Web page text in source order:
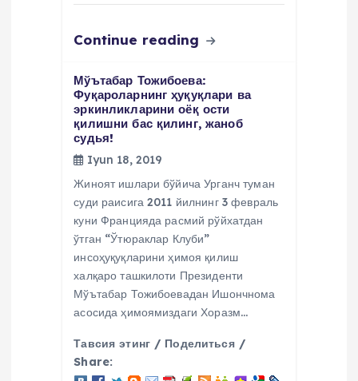
Continue reading
Мўътабар Тожибоева:
Фуқароларнинг ҳуқуқлари ва
эркинликларини оёқ ости
қилишни бас қилинг, жаноб
судья!
Iyun 18, 2019
Жиноят ишлари бўйича Урганч туман
суди раисига 2011 йилнинг 3 февраль
куни Францияда расмий рўйхатдан
ўтган “Ўтюраклар Клуби”
инсоҳуқуқларини ҳимоя қилиш
халқаро ташкилоти Президенти
Мўътабар Тожибоевадан Ишончнома
асосида ҳимоямиздаги Хоразм…
Тавсия этинг / Поделиться /
Share: